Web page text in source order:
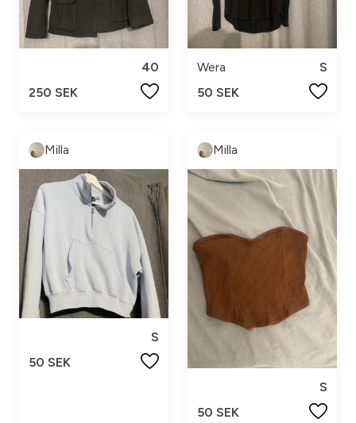
40
250 SEK
Wera
S
50 SEK
Milla
S
50 SEK
Milla
S
50 SEK